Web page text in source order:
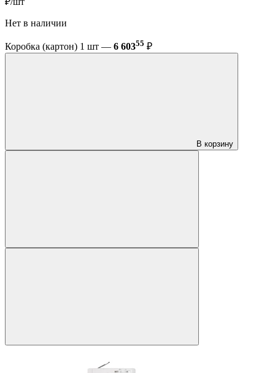
Нет в наличии
Коробка (картон) 1 шт — 6 60355 ₽
В корзину